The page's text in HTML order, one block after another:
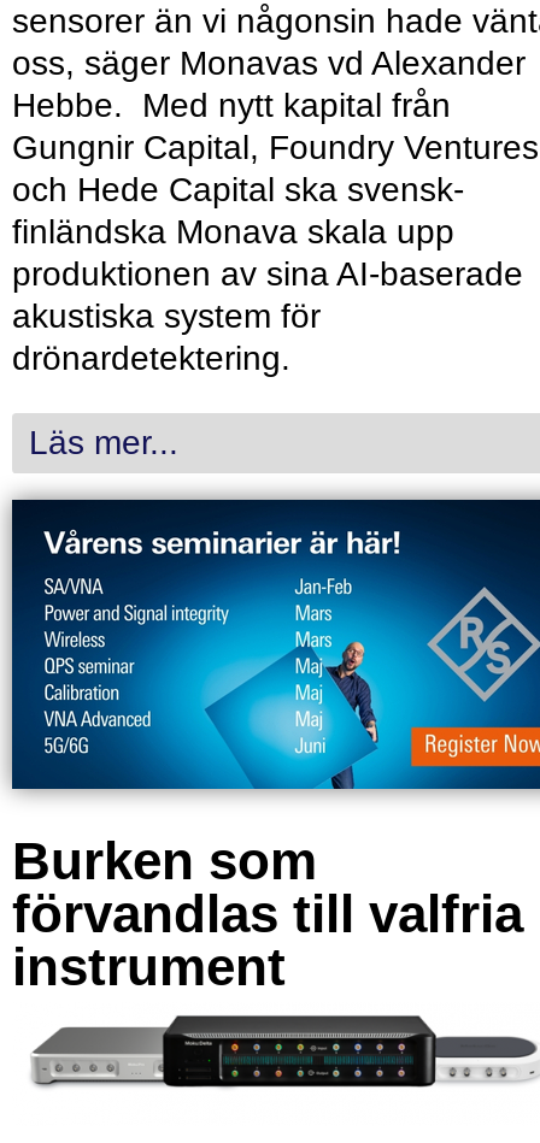
sensorer än vi någonsin hade
oss, säger Monavas vd Alexander
Hebbe. Med nytt kapital från
Gungnir Capital, Foundry Ventures
och Hede Capital ska svensk-
finländska Monava skala upp
produktionen av sina AI-baserade
akustiska system för
drönardetektering.
Läs mer...
Burken som
förvandlas till valfria
instrument